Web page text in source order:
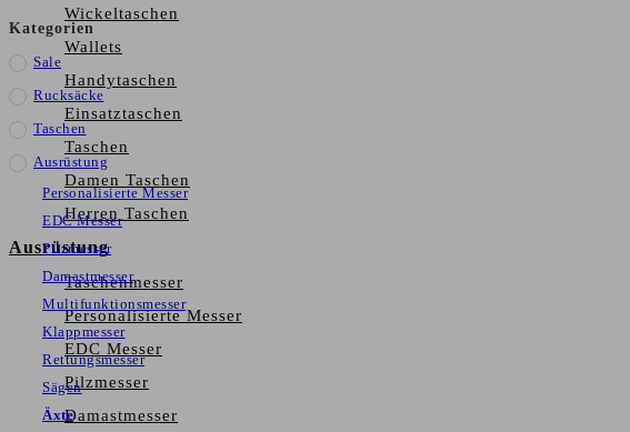
Wickeltaschen
Wallets
Handytaschen
Einsatztaschen
Taschen
Damen Taschen
Herren Taschen
Ausrüstung
Taschenmesser
Personalisierte Messer
EDC Messer
Pilzmesser
Damastmesser
Kategorien
Sale
Rucksäcke
Taschen
Ausrüstung
Personalisierte Messer
EDC Messer
Pilzmesser
Damastmesser
Multifunktionsmesser
Klappmesser
Rettungsmesser
Sägen
Äxte